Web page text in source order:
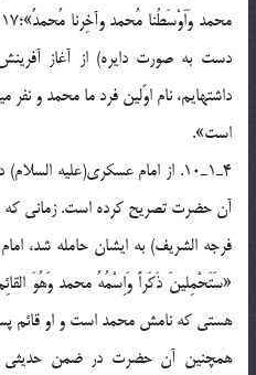
دست به صورت دايره) از آغاز
داشته‏ايم، نام اوّلين فرد ما محمد و
است».
4ـ1ـ10. از امام عسكري(عليه
آن حضرت تصريح کرده است. زماني كه
فرجه الشريف) به ايشان حامله شد،
هستي كه نامش محمد است و او قائم
همچنين آن حضرت در ضمن حديثي